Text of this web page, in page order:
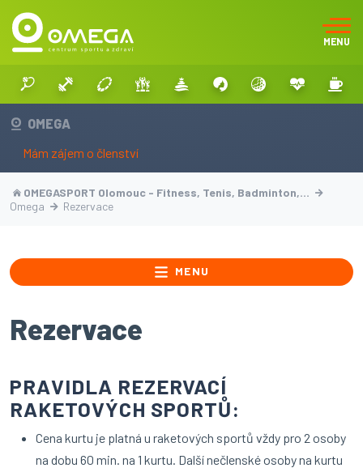
MENU
OMEGA
Mám zájem o členství
OMEGASPORT Olomouc - Fitness, Tenis, Badminton,…
Omega
Rezervace
MENU
Rezervace
PRAVIDLA REZERVACÍ
RAKETOVÝCH SPORTŮ:
Cena kurtu je platná u raketových sportů vždy pro 2 osoby
na dobu 60 min. na 1 kurtu. Další nečlenské osoby na kurtu